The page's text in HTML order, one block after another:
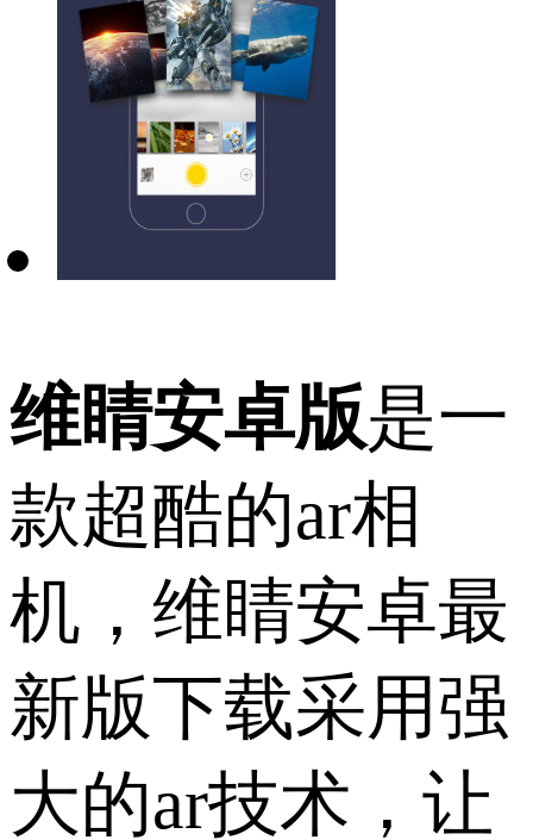
维睛安卓版是一
款超酷的ar相
机，维睛安卓最
新版下载采用强
大的ar技术，让